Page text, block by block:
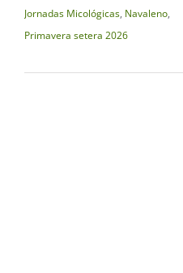
Jornadas Micológicas, Navaleno,
Primavera setera 2026